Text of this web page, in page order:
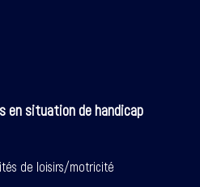
en situation de handicap
de loisirs/motricité